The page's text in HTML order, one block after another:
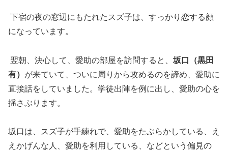
下宿の夜の窓辺にもたれたスズ子は、すっかり恋する顔
になっています。
翌朝、決心して、愛助の部屋を訪問すると、 坂口（黒田
有） が来ていて、ついに周りから攻めるのを諦め、愛助に
直接話をしていました。学徒出陣を例に出し、愛助の心を
揺さぶります。
坂口は、スズ子が手練れで、愛助をたぶらかしている、え
えかげんな人、愛助を利用している、などという偏見の